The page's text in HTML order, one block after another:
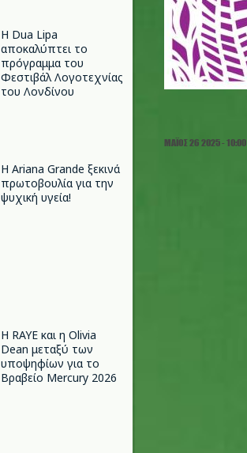
Η Dua Lipa
αποκαλύπτει το
πρόγραμμα του
Φεστιβάλ Λογοτεχνίας
του Λονδίνου
Η Ariana Grande ξεκινά
πρωτοβουλία για την
ψυχική υγεία!
Η RAYE και η Olivia
Dean μεταξύ των
υποψηφίων για το
Βραβείο Mercury 2026
ΜΆΙΟΣ 26 2025 - 10:00